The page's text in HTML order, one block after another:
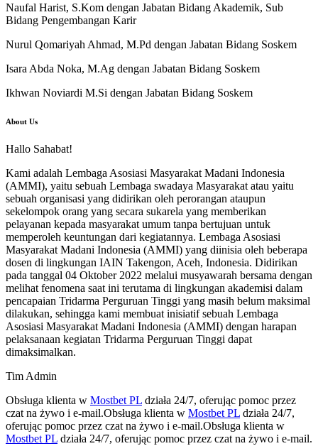
Naufal Harist, S.Kom dengan Jabatan Bidang Akademik, Sub
Bidang Pengembangan Karir
Nurul Qomariyah Ahmad, M.Pd dengan Jabatan Bidang Soskem
Isara Abda Noka, M.Ag dengan Jabatan Bidang Soskem
Ikhwan Noviardi M.Si dengan Jabatan Bidang Soskem
About Us
Hallo Sahabat!
Kami adalah Lembaga Asosiasi Masyarakat Madani Indonesia
(AMMI), yaitu sebuah Lembaga swadaya Masyarakat atau yaitu
sebuah organisasi yang didirikan oleh perorangan ataupun
sekelompok orang yang secara sukarela yang memberikan
pelayanan kepada masyarakat umum tanpa bertujuan untuk
memperoleh keuntungan dari kegiatannya. Lembaga Asosiasi
Masyarakat Madani Indonesia (AMMI) yang diinisia oleh beberapa
dosen di lingkungan IAIN Takengon, Aceh, Indonesia. Didirikan
pada tanggal 04 Oktober 2022 melalui musyawarah bersama dengan
melihat fenomena saat ini terutama di lingkungan akademisi dalam
pencapaian Tridarma Perguruan Tinggi yang masih belum maksimal
dilakukan, sehingga kami membuat inisiatif sebuah Lembaga
Asosiasi Masyarakat Madani Indonesia (AMMI) dengan harapan
pelaksanaan kegiatan Tridarma Perguruan Tinggi dapat
dimaksimalkan.
Tim Admin
Obsługa klienta w Mostbet PL działa 24/7, oferując pomoc przez
czat na żywo i e-mail.Obsługa klienta w Mostbet PL działa 24/7,
oferując pomoc przez czat na żywo i e-mail.Obsługa klienta w
Mostbet PL działa 24/7, oferując pomoc przez czat na żywo i e-mail.